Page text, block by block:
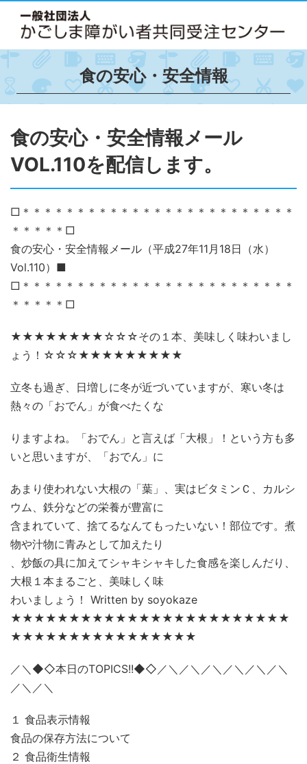
食の安心・安全情報
食の安心・安全情報メール
VOL.110を配信します。
□＊＊＊＊＊＊＊＊＊＊＊＊＊＊＊＊＊＊＊＊＊＊＊＊＊
＊＊＊＊＊□
食の安心・安全情報メール（平成27年11月18日（水）
Vol.110）■
□＊＊＊＊＊＊＊＊＊＊＊＊＊＊＊＊＊＊＊＊＊＊＊＊＊
＊＊＊＊＊□
★★★★★★★★☆☆☆その１本、美味しく味わいまし
ょう！☆☆☆★★★★★★★★★
立冬も過ぎ、日増しに冬が近づいていますが、寒い冬は
熱々の「おでん」が食べたくな
りますよね。「おでん」と言えば「大根」！という方も多
いと思いますが、「おでん」に
あまり使われない大根の「葉」、実はビタミンＣ、カルシ
ウム、鉄分などの栄養が豊富に
含まれていて、捨てるなんてもったいない！部位です。煮
物や汁物に青みとして加えたり
、炒飯の具に加えてシャキシャキした食感を楽しんだり、
大根１本まるごと、美味しく味
わいましょう！ Written by soyokaze
★★★★★★★★★★★★★★★★★★★★★★★★
★★★★★★★★★★★★★★★★
／＼◆◇本日のTOPICS!!◆◇／＼／＼／＼／＼／＼／＼
／＼／＼
１ 食品表示情報
食品の保存方法について
２ 食品衛生情報